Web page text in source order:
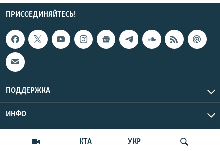
КТА УКР
ПРИСОЕДИНЯЙТЕСЬ!
ПОДДЕРЖКА
ИНФО
Copyright Крым.Реалии, 2026 | Все права защищены.
UTC+3